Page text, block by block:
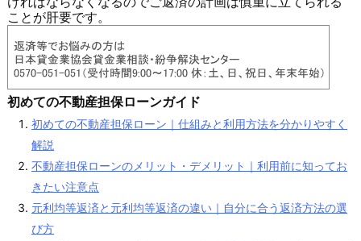
ことが肝要です。
初めての不動産担保ローンガイド
初めての不動産担保ローン｜仕組みと利用方法を分かりやすく
解説
不動産担保ローンのメリット・デメリット｜利用前に知ってお
きたい注意点
元利均等返済と元利均等返済の違い｜自分に合う返済方法の選
び方